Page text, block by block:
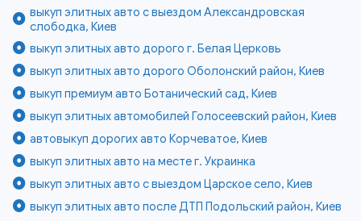
выкуп элитных авто с выездом Александровская
слободка, Киев
выкуп элитных авто дорого г. Белая Церковь
выкуп элитных авто дорого Оболонский район, Киев
выкуп премиум авто Ботанический сад, Киев
выкуп элитных автомобилей Голосеевский район, Киев
автовыкуп дорогих авто Корчеватое, Киев
выкуп элитных авто на месте г. Украинка
выкуп элитных авто с выездом Царское село, Киев
выкуп элитных авто после ДТП Подольский район, Киев